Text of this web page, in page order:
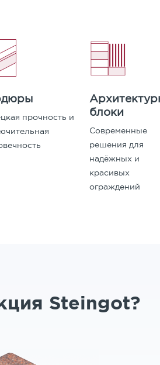
прочность и
блоки
Современные
решения для
надёжных и
красивых
ограждений
Steingot?